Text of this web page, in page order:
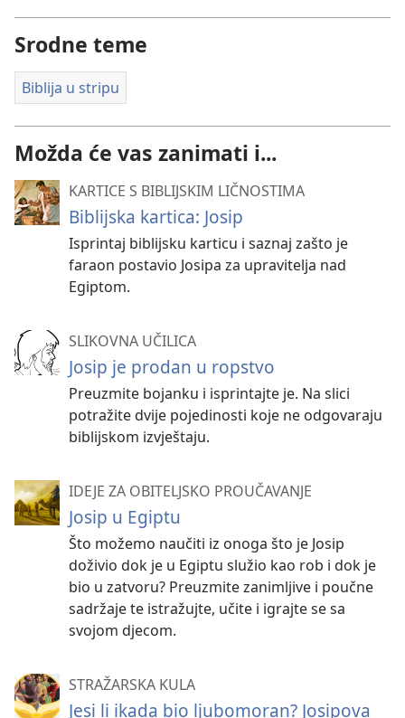
Srodne teme
Biblija u stripu
Možda će vas zanimati i...
KARTICE S BIBLIJSKIM LIČNOSTIMA
Biblijska kartica: Josip
Isprintaj biblijsku karticu i saznaj zašto je
faraon postavio Josipa za upravitelja nad
Egiptom.
SLIKOVNA UČILICA
Josip je prodan u ropstvo
Preuzmite bojanku i isprintajte je. Na slici
potražite dvije pojedinosti koje ne odgovaraju
biblijskom izvještaju.
IDEJE ZA OBITELJSKO PROUČAVANJE
Josip u Egiptu
Što možemo naučiti iz onoga što je Josip
doživio dok je u Egiptu služio kao rob i dok je
bio u zatvoru? Preuzmite zanimljive i poučne
sadržaje te istražujte, učite i igrajte se sa
svojom djecom.
STRAŽARSKA KULA
Jesi li ikada bio ljubomoran? Josipova